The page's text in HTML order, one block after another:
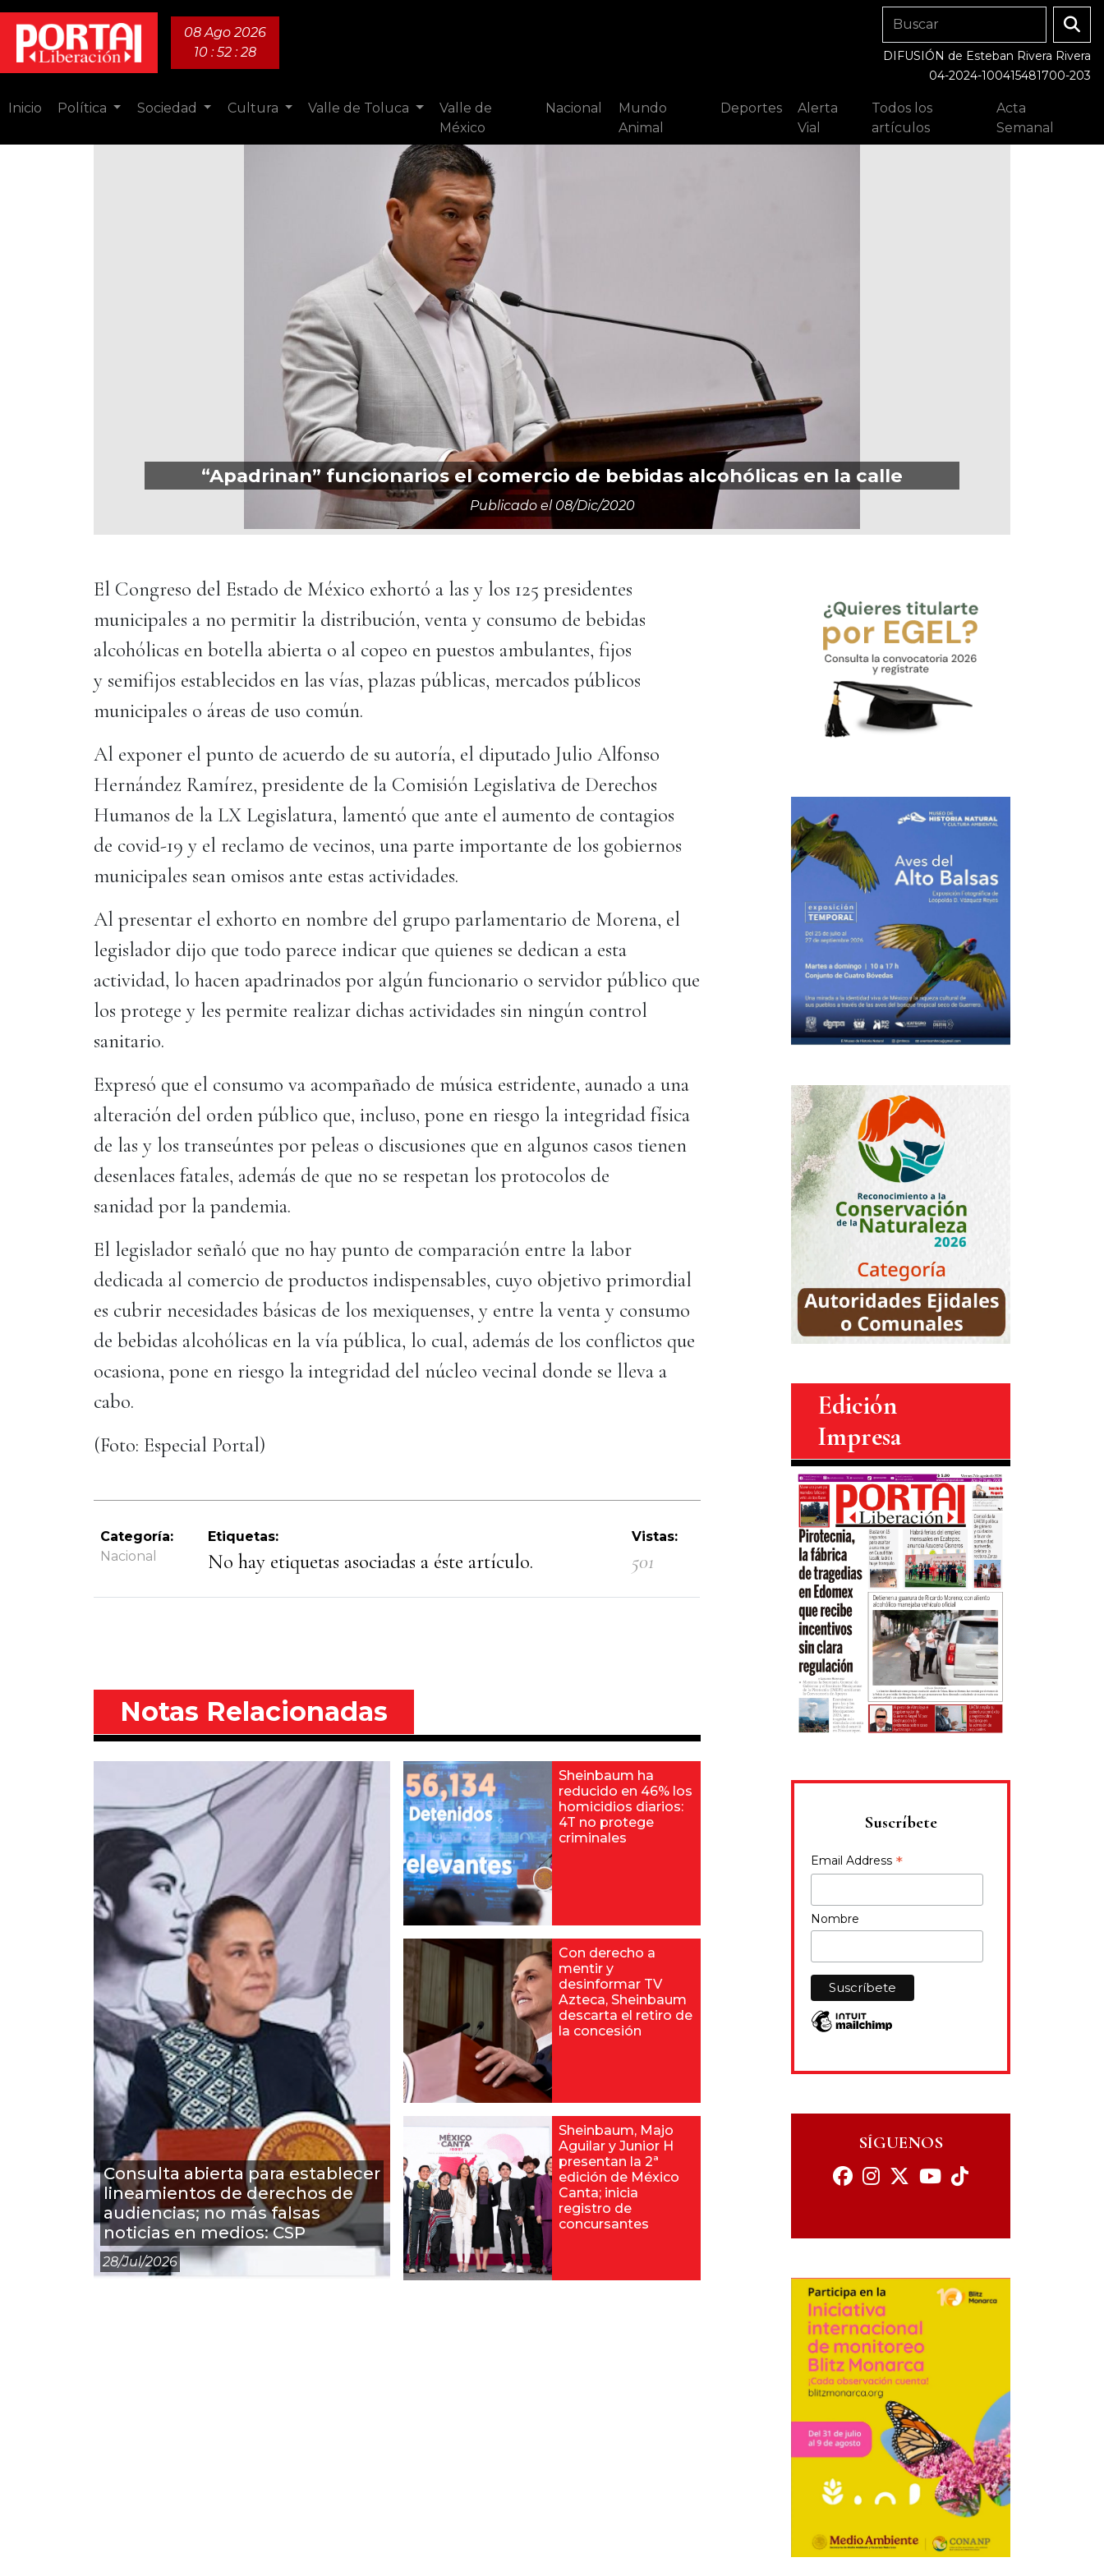
08 Ago 2026
10 : 52 : 29
DIFUSIÓN de Esteban Rivera Rivera
04-2024-100415481700-203
Inicio Política Sociedad Cultura Valle de Toluca
Valle de
México
Nacional
Mundo
Animal
Deportes
Alerta
Vial
Todos los
artículos
Acta
Semanal
“Apadrinan” funcionarios el comercio de bebidas alcohólicas en la calle
Publicado el 08/dic/2020
El Congreso del Estado de México exhortó a las y los 125 presidentes
municipales a no permitir la distribución, venta y consumo de bebidas
alcohólicas en botella abierta o al copeo en puestos ambulantes, fijos
y semifijos establecidos en las vías, plazas públicas, mercados públicos
municipales o áreas de uso común.
Al exponer el punto de acuerdo de su autoría, el diputado Julio Alfonso
Hernández Ramírez, presidente de la Comisión Legislativa de Derechos
Humanos de la LX Legislatura, lamentó que ante el aumento de contagios
de covid-19 y el reclamo de vecinos, una parte importante de los gobiernos
municipales sean omisos ante estas actividades.
Al presentar el exhorto en nombre del grupo parlamentario de Morena, el
legislador dijo que todo parece indicar que quienes se dedican a esta
actividad, lo hacen apadrinados por algún funcionario o servidor público que
los protege y les permite realizar dichas actividades sin ningún control
sanitario.
Expresó que el consumo va acompañado de música estridente, aunado a una
alteración del orden público que, incluso, pone en riesgo la integridad física
de las y los transeúntes por peleas o discusiones que en algunos casos tienen
desenlaces fatales, además de que no se respetan los protocolos de
sanidad por la pandemia.
El legislador señaló que no hay punto de comparación entre la labor
dedicada al comercio de productos indispensables, cuyo objetivo primordial
es cubrir necesidades básicas de los mexiquenses, y entre la venta y consumo
de bebidas alcohólicas en la vía pública, lo cual, además de los conflictos que
ocasiona, pone en riesgo la integridad del núcleo vecinal donde se lleva a
cabo.
(Foto: Especial Portal)
Categoría:
Nacional
Etiquetas:
No hay etiquetas asociadas a éste artículo.
Vistas:
501
Notas Relacionadas
Consulta abierta para establecer
lineamientos de derechos de
audiencias; no más falsas
noticias en medios: CSP
28/jul/2026
Sheinbaum ha
reducido en 46% los
homicidios diarios:
4T no protege
criminales
Con derecho a
mentir y
desinformar TV
Azteca, Sheinbaum
descarta el retiro de
la concesión
Sheinbaum, Majo
Aguilar y Junior H
presentan la 2ª
edición de México
Canta; inicia
registro de
concursantes
Edición
Impresa
Suscríbete
Email Address *
Nombre
SÍGUENOS